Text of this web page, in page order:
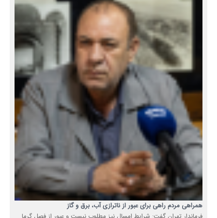
همراهی مردم راهی برای عبور از ناترازی آب، برق و گاز